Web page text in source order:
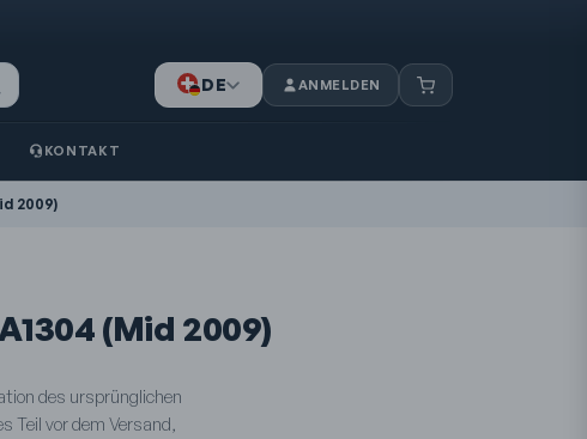
DE
ANMELDEN
KONTAKT
2009)
(Mid 2009)
des ursprünglichen
Teil vor dem Versand,